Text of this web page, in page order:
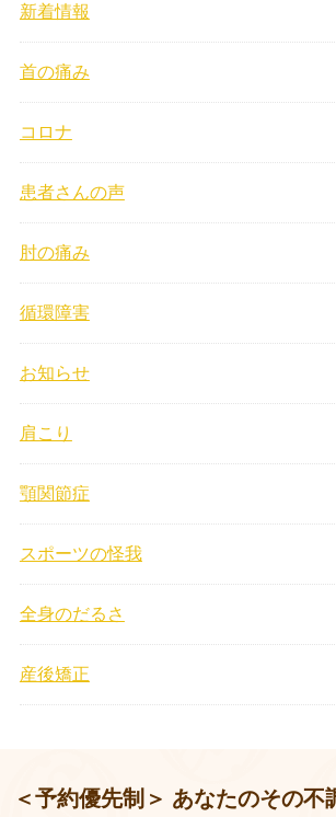
新着情報
首の痛み
コロナ
患者さんの声
肘の痛み
循環障害
お知らせ
肩こり
顎関節症
スポーツの怪我
全身のだるさ
産後矯正
＜予約優先制＞ あなたのその不